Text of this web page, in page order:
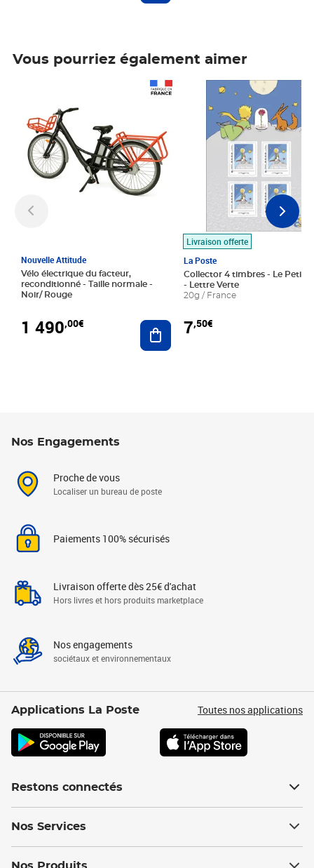
Vous pourriez également aimer
Nouvelle Attitude
Vélo électrique du facteur,
reconditionné - Taille normale -
Noir/ Rouge
1 490,00€ Ajouter au panier
Livraison offerte
La Poste
Collector 4 timbres - Le Petit
- Lettre Verte
20g / France
7,50€
Prix 7,50€
Nos Engagements
Proche de vous
Localiser un bureau de poste
Paiements 100% sécurisés
Livraison offerte dès 25€ d'achat
Hors livres et hors produits marketplace
Nos engagements
sociétaux et environnementaux
Applications La Poste Toutes nos applications
Restons connectés
Nos Services